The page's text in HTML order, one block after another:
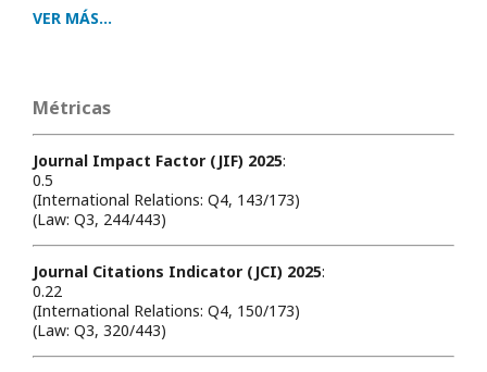
VER MÁS...
Métricas
Journal Impact Factor (JIF) 2025:
0.5
(International Relations: Q4, 143/173)
(Law: Q3, 244/443)
Journal Citations Indicator (JCI) 2025:
0.22
(International Relations: Q4, 150/173)
(Law: Q3, 320/443)